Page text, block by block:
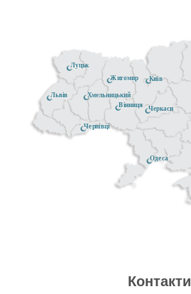
Житомир
Черкаси
Чернівці
Київ
Хмельницький
Луцьк
Одеса
Вінниця
Львів
Контакти